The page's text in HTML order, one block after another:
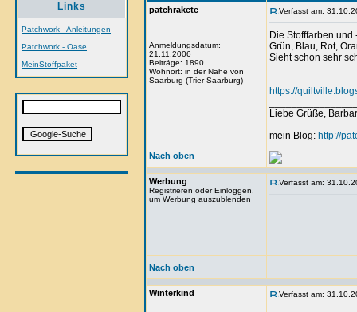
Links
Patchwork - Anleitungen
Patchwork - Oase
MeinStoffpaket
patchrakete
Anmeldungsdatum:
21.11.2006
Beiträge: 1890
Wohnort: in der Nähe von
Saarburg (Trier-Saarburg)
Verfasst am:
Die Stofffarben
Grün, Blau, Rot,
Sieht schon sehr
https://
Liebe Grüße,
mein Blog: http://
Nach oben
Werbung
Registrieren oder Einloggen,
um Werbung auszublenden
Verfasst am:
Nach oben
Winterkind Verfasst am: